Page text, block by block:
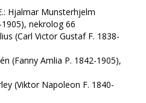
Hjalmar Munsterhjelm
nekrolog 66
(Carl Victor Gustaf F. 1838-
(Fanny Amlia P. 1842-1905),
(Viktor Napoleon F. 1840-